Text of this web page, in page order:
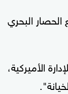
البحري
الأميركية،